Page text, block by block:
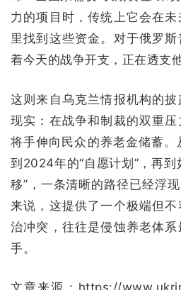
力的项目时，传统上它会在
里找到这些资金。对于俄罗
着今天的战争开支，正在透支
这则来自乌克兰情报机构的
现实：在战争和制裁的双重
将手伸向民众的养老金储蓄。
到2024年的“自愿计划”，再到
移”，一条清晰的路径已经浮
来说，这提供了一个极端但
治冲突，往往是侵蚀养老体
手。